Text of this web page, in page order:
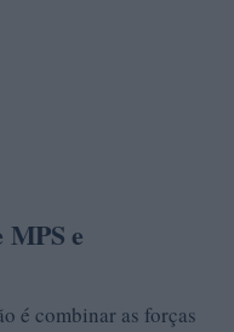
MPS e
é combinar as forças